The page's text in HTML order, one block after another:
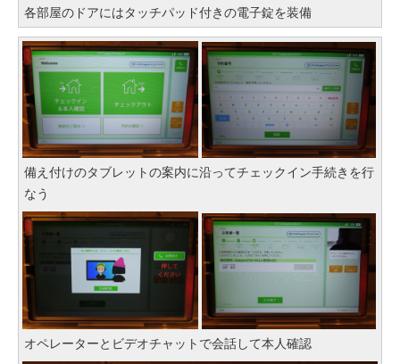
各部屋のドアにはタッチパッド付きの電子錠を装備
備え付けのタブレットの案内に沿ってチェックイン手続きを行
なう
オペレーターとビデオチャットで会話して本人確認